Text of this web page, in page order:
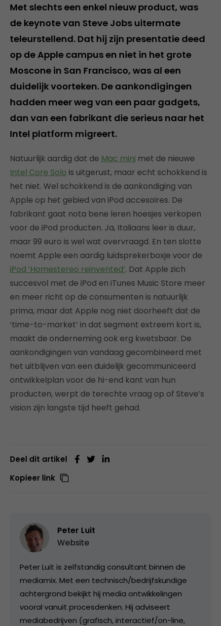
Met slechts een enkel nieuw product, was
de keynote van Steve Jobs uitermate
teleurstellend. Dat hij zijn presentatie deed
op de Apple campus en niet in het grote
Moscone in San Francisco, was al een
duidelijk voorteken. De aankondigingen
hadden meer weg van een paar gadgets,
dan van een fabrikant die serieus naar het
Intel platform migreert.
Natuurlijk aardig dat de Mac mini met de nieuwe
Intel Core Solo is uitgerust, maar echt schokkend is
het niet. Wel schokkend is de aankondiging van
Apple op het gebied van iPod accesoires. De
fabrikant gaat nota bene leren hoesjes verkopen
voor de iPod producten. Ja, Italiaans leer is duur,
maar 99 euro is wel wat overvraagd. En ten slotte
noemt Apple een aardig luidsprekerboxje voor de
iPod ‘Homestereo reinvented’. Dat Apple zich
succesvol met de iPod en iTunes Music Store meer
en meer richt op de consumenten is natuurlijk
prima, maar dat Apple nog niet doorheeft dat de
‘time-to-market’ in dat segment extreem kort is,
maakt de onderneming ook erg kwetsbaar. De
aankondigingen van vandaag gecombineerd met
het uitblijven van een duidelijk gecommuniceerd
ontwikkelplan voor de hi-end kant van hun
producten, werpt de terechte vraag op of Steve’s
vision zijn langste tijd heeft gehad.
Deel dit artikel
Kopieer link
Peter Luit
Website
Peter Luit is zelfstandig consultant binnen de
mediamix. Met een technisch/bedrijfskundige
achtergrond bekijkt hij media ontwikkelingen
vooral vanuit procesdenken. Hij adviseert
mediabedrijven (grafisch, interactief/on-line,